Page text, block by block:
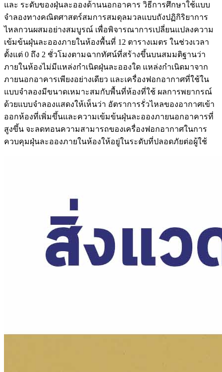
และ ระดับของฝุ่นละอองด้านนอกอาคาร วิธีการศึกษาใช้แบบ
จำลองทางคณิตศาสตร์สมการสมดุลมวลแบบถังปฏิกิริยาการ
ไหลกวนผสมอย่างสมบูรณ์ เพื่อพิจารณาการเปลี่ยนแปลงความ
เข้มข้นฝุ่นละอองภายในห้องพื้นที่ 12 ตารางเมตร ในช่วงเวลา
ตั้งแต่ 0 ถึง 2 ชั่วโมงตามฉากทัศน์ที่สร้างขึ้นบนสมมติฐานว่า
ภายในห้องไม่มีแหล่งกำเนิดฝุ่นละอองใด แหล่งกำเนิดมาจาก
ภายนอกอาคารเพียงอย่างเดียว และเครื่องฟอกอากาศที่ใช้ใน
แบบจำลองมีขนาดเหมาะสมกับพื้นที่ห้องที่ใช้ ผลการพยากรณ์
ด้วยแบบจำลองแสดงให้เห็นว่า อัตราการรั่วไหลของอากาศเข้า
ออกห้องที่เพิ่มขึ้นและความเข้มข้นฝุ่นละอองภายนอกอาคารที่
สูงขึ้น จะลดทอนความสามารถของเครื่องฟอกอากาศในการ
ควบคุมฝุ่นละอองภายในห้องให้อยู่ในระดับที่ปลอดภัยต่อผู้ใช้